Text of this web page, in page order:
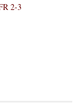
2-3